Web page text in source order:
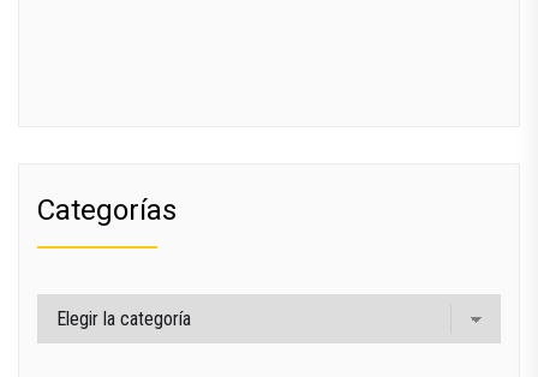
Categorías
Categorías